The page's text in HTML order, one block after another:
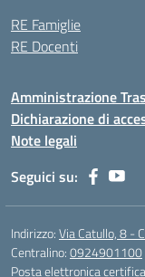
RE Famiglie
RE Docenti
Amministrazione
Dichiarazione di
Note legali
Seguici su:
Indirizzo:Via Catullo, 8 -
Centralino:0924901100
Posta elettronica